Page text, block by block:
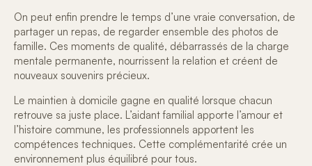
On peut enfin prendre le temps d’une vraie conversation, de
partager un repas, de regarder ensemble des photos de
famille. Ces moments de qualité, débarrassés de la charge
mentale permanente, nourrissent la relation et créent de
nouveaux souvenirs précieux.
Le maintien à domicile gagne en qualité lorsque chacun
retrouve sa juste place. L’aidant familial apporte l’amour et
l’histoire commune, les professionnels apportent les
compétences techniques. Cette complémentarité crée un
environnement plus équilibré pour tous.